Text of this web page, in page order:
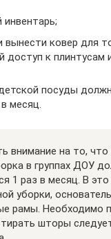
инвентарь;
вынести ковер для
доступ к плинтусам
посуды
месяц.
внимание на то, что
в группах ДОУ
1 раз в месяц. В это
уборки,
рамы. Необходимо
шторы